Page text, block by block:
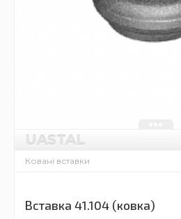
UASTAL
Ковані вставки
Вставка 41.104 (ковка)